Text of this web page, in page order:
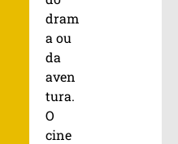
dram
a ou
da
aven
tura.
O
cine